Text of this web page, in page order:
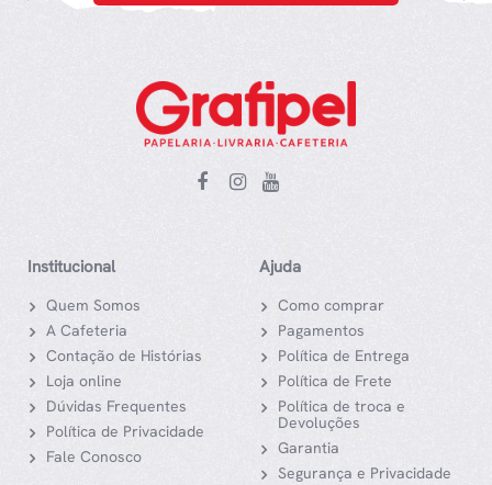
Institucional
Quem Somos
A Cafeteria
Contação de Histórias
Loja online
Dúvidas Frequentes
Política de Privacidade
Fale Conosco
Ajuda
Como comprar
Pagamentos
Política de Entrega
Política de Frete
Política de troca e
Devoluções
Garantia
Segurança e Privacidade